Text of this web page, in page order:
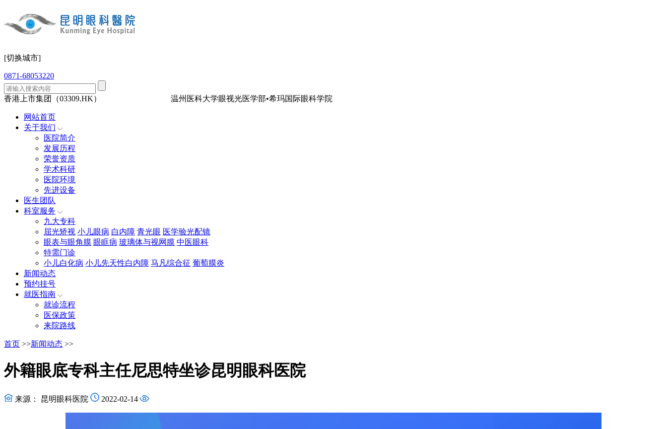
[切换城市]
0871-68053220
香港上市集团（03309.HK） 温州医科大学眼视光医学部•希玛国际眼科学院
网站首页
关于我们
医院简介
发展历程
荣誉资质
学术科研
医院环境
先进设备
医生团队
科室服务
九大专科
屈光矫视 小儿眼病 白内障 青光眼 医学验光配镜
眼表与眼角膜 眼眶病 玻璃体与视网膜 中医眼科
特需门诊
小儿白化病 小儿先天性白内障 马凡综合征 葡萄膜炎
新闻动态
预约挂号
就医指南
就诊流程
医保政策
来院路线
首页 >>新闻动态 >>
外籍眼底专科主任尼思特坐诊昆明眼科医院
来源： 昆明眼科医院 2022-02-14